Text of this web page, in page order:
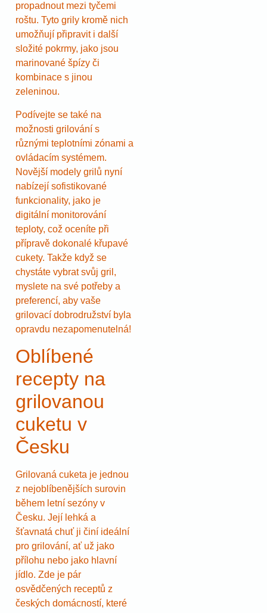
propadnout mezi tyčemi
roštu. Tyto grily kromě nich
umožňují připravit i další
složité pokrmy, jako jsou
marinované špízy či
kombinace s jinou
zeleninou.
Podívejte se také na
možnosti grilování s
různými teplotními zónami a
ovládacím systémem.
Novější modely grilů nyní
nabízejí sofistikované
funkcionality, jako je
digitální monitorování
teploty, což oceníte při
přípravě dokonalé křupavé
cukety. Takže když se
chystáte vybrat svůj gril,
myslete na své potřeby a
preferencí, aby vaše
grilovací dobrodružství byla
opravdu nezapomenutelná!
Oblíbené
recepty na
grilovanou
cuketu v
Česku
Grilovaná cuketa je jednou
z nejoblíbenějších surovin
během letní sezóny v
Česku. Její lehká a
šťavnatá chuť ji činí ideální
pro grilování, ať už jako
přílohu nebo jako hlavní
jídlo. Zde je pár
osvědčených receptů z
českých domácností, které